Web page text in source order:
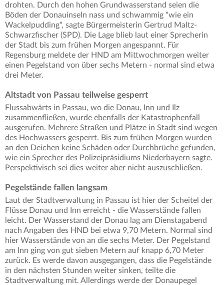
drohten. Durch den hohen Grundwasserstand seien die
Böden der Donauinseln nass und schwammig "wie ein
Wackelpudding", sagte Bürgermeisterin Gertrud Maltz-
Schwarzfischer (SPD). Die Lage blieb laut einer Sprecherin
der Stadt bis zum frühen Morgen angespannt. Für
Regensburg meldete der HND am Mittwochmorgen weiter
einen Pegelstand von über sechs Metern - normal sind etwa
drei Meter.
Altstadt von Passau teilweise gesperrt
Flussabwärts in Passau, wo die Donau, Inn und Ilz
zusammenfließen, wurde ebenfalls der Katastrophenfall
ausgerufen. Mehrere Straßen und Plätze in Stadt sind wegen
des Hochwassers gesperrt. Bis zum frühen Morgen wurden
an den Deichen keine Schäden oder Durchbrüche gefunden,
wie ein Sprecher des Polizeipräsidiums Niederbayern sagte.
Perspektivisch sei dies weiter aber nicht auszuschließen.
Pegelstände fallen langsam
Laut der Stadtverwaltung in Passau ist hier der Scheitel der
Flüsse Donau und Inn erreicht - die Wasserstände fallen
leicht. Der Wasserstand der Donau lag am Dienstagabend
nach Angaben des HND bei etwa 9,70 Metern. Normal sind
hier Wasserstände von an die sechs Meter. Der Pegelstand
am Inn ging von gut sieben Metern auf knapp 6,70 Meter
zurück. Es werde davon ausgegangen, dass die Pegelstände
in den nächsten Stunden weiter sinken, teilte die
Stadtverwaltung mit. Allerdings werde der Donaupegel